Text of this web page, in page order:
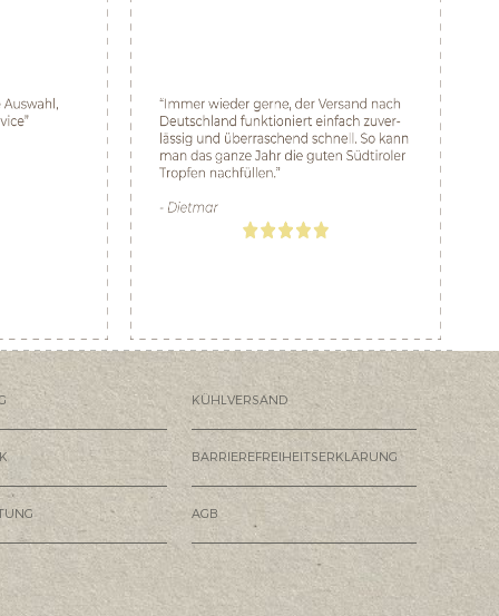
KÜHLVERSAND
BARRIEREFREIHEITSERKLÄRUNG
AGB